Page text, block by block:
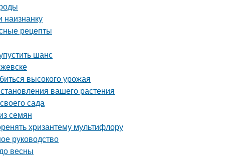
наизнанку
рецепты
шанс
высокого урожая
вашего растения
сада
семян
хризантему мультифлору
руководство
весны